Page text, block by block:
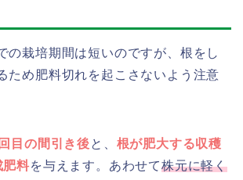
の栽培期間は短いのですが、根をし
ため肥料切れを起こさないよう注意
目の間引き後と、 根が肥大する収穫
肥料を与えます。あわせて株元に軽く